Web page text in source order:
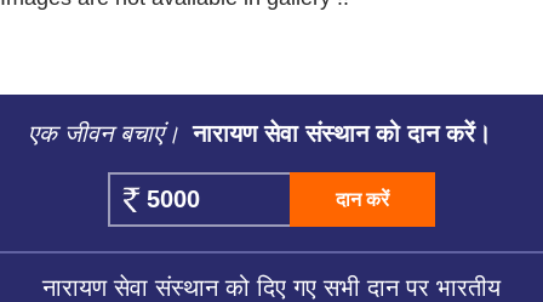
एक जीवन बचाएं। नारायण सेवा संस्थान को दान करें।
दान करें
नारायण सेवा संस्थान को दिए गए सभी दान पर भारतीय